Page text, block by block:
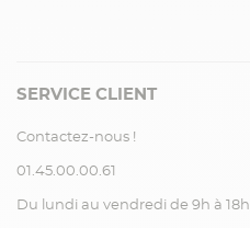
SERVICE CLIENT
Contactez-nous !
01.45.00.00.61
Du lundi au vendredi de 9h à 18h